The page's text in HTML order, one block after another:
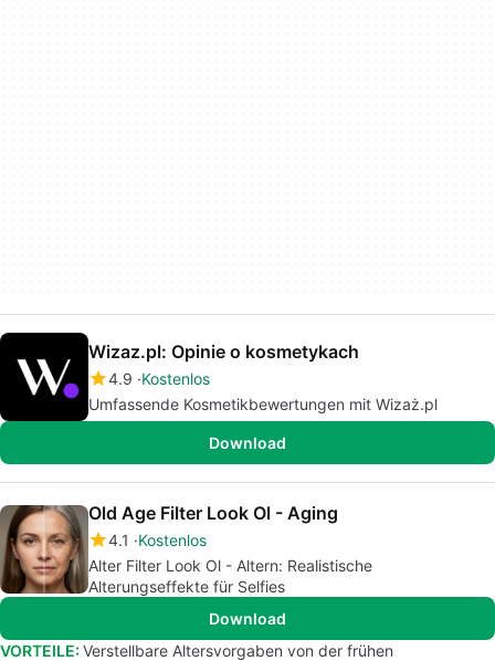
Wizaz.pl: Opinie o kosmetykach
4.9 Kostenlos
Umfassende Kosmetikbewertungen mit Wizaż.pl
Download
Old Age Filter Look Ol - Aging
4.1
Kostenlos
Alter Filter Look Ol - Altern: Realistische
Alterungseffekte für Selfies
Download
VORTEILE: Verstellbare Altersvorgaben von der frühen